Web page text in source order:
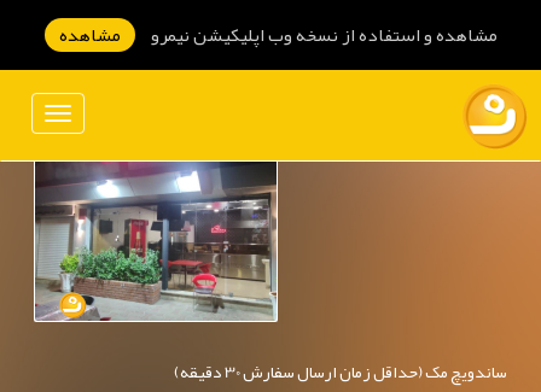
مشاهده و استفاده از نسخه وب اپلیکیشن نیمرو مشاهده
ساندویچ مک (حداقل زمان ارسال سفارش 30 دقیقه)